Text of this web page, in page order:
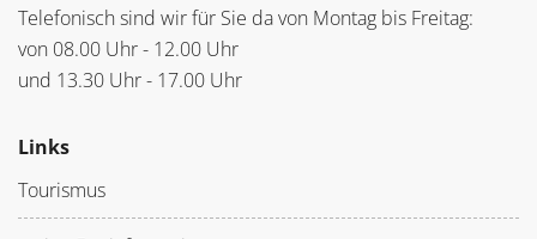
Telefonisch sind wir für Sie da von Montag bis Freitag:
von 08.00 Uhr - 12.00 Uhr
und 13.30 Uhr - 17.00 Uhr
Links
Tourismus